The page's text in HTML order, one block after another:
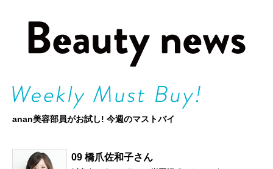
anan美容部員がお試し! 今週のマストバイ
09 橋爪佐和子さん